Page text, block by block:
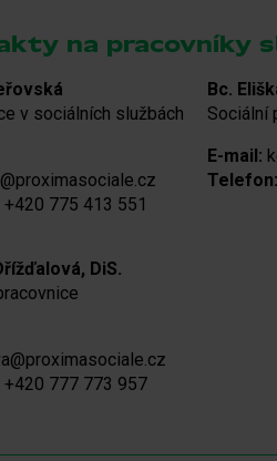
na pracovníky
v sociálních službách
+420 775 413 551
Bc.
Sociální
E-mail:
Telefon:
DiS.
+420 777 773 957